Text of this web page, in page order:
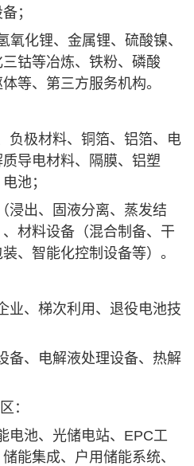
；
氧化锂、金属锂、硫酸镍、
钴等冶炼、铁粉、磷酸
等、第三方服务机构。
负极材料、铜箔、铝箔、电
导电材料、隔膜、铝塑
池；
浸出、固液分离、蒸发结
材料设备（混合制备、干
、智能化控制设备等）。
业、梯次利用、退役电池技
备、电解液处理设备、热解
：
电池、光储电站、EPC工
能集成、户用储能系统、